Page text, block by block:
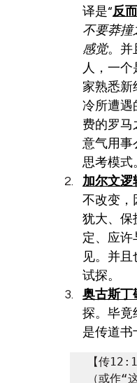
译是“反
不要莽撞
感觉。并
人，一
家熟悉新
冷所遭遇
费的罗马
意气用事
思考模式
加尔文逻
不改变，
犹大、保
定、应许
见。并
试探。
奥古斯丁
探。毕竟
是传道书
【传
（或作“